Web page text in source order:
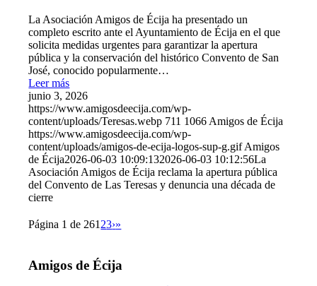
La Asociación Amigos de Écija ha presentado un
completo escrito ante el Ayuntamiento de Écija en el que
solicita medidas urgentes para garantizar la apertura
pública y la conservación del histórico Convento de San
José, conocido popularmente…
Leer más
junio 3, 2026
https://www.amigosdeecija.com/wp-
content/uploads/Teresas.webp 711 1066 Amigos de Écija
https://www.amigosdeecija.com/wp-
content/uploads/amigos-de-ecija-logos-sup-g.gif Amigos
de Écija2026-06-03 10:09:132026-06-03 10:12:56La
Asociación Amigos de Écija reclama la apertura pública
del Convento de Las Teresas y denuncia una década de
cierre
Página 1 de 261 23›»
Amigos de Écija